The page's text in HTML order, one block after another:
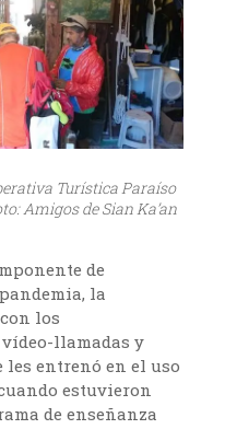
Turística Paraíso
Amigos de Sian Ka’an
de
la
los
llamadas y
les entrenó en el uso
estuvieron
de enseñanza